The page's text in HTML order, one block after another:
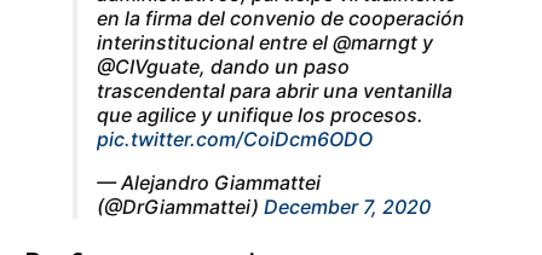
en la firma del convenio de cooperación
interinstitucional entre el @marngt y
@CIVguate, dando un paso
trascendental para abrir una ventanilla
que agilice y unifique los procesos.
pic.twitter.com/CoiDcm6ODO
— Alejandro Giammattei
(@DrGiammattei) December 7, 2020